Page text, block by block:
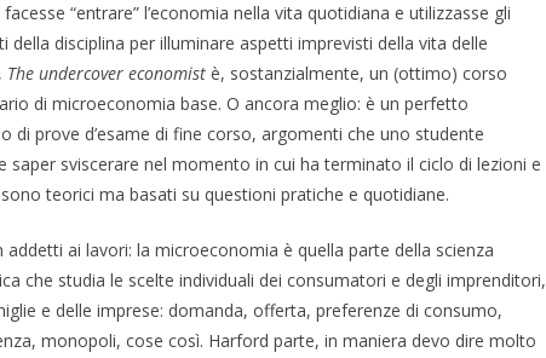
“entrare” l’economia nella vita quotidiana e utilizzasse gli
della disciplina per illuminare aspetti imprevisti della vita delle
The undercover economist è, sostanzialmente, un (ottimo) corso
di microeconomia base. O ancora meglio: è un perfetto
di prove d’esame di fine corso, argomenti che uno studente
saper sviscerare nel momento in cui ha terminato il ciclo di lezioni e
teorici ma basati su questioni pratiche e quotidiane.
addetti ai lavori: la microeconomia è quella parte della scienza
che studia le scelte individuali dei consumatori e degli imprenditori,
e delle imprese: domanda, offerta, preferenze di consumo,
monopoli, cose così. Harford parte, in maniera devo dire molto